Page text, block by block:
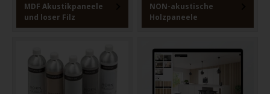
MDF Akustikpaneele
und loser Filz
NON-akustische
Holzpaneele